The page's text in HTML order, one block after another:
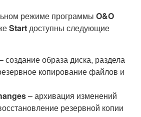
режиме программы O&O
Startдоступны следующие
создание образа диска, раздела
копирование файлов и
– архивация изменений
резервной копии